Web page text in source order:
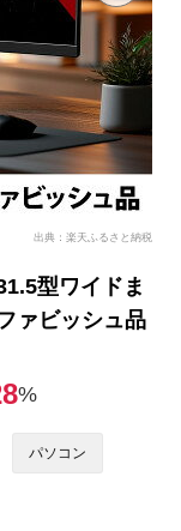
出典：楽天ふるさと納税
型ワイドま
ァビッシュ品
%
パソコン